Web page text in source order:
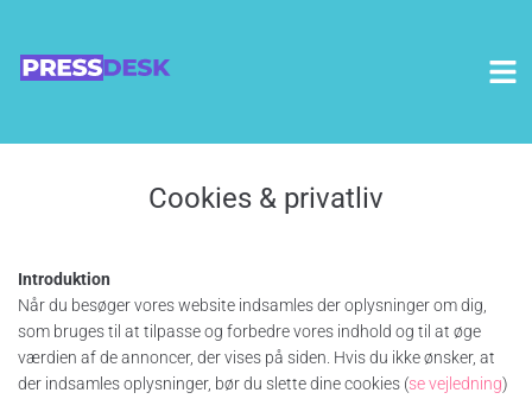
Cookies & privatliv
Introduktion
Når du besøger vores website indsamles der oplysninger om dig,
som bruges til at tilpasse og forbedre vores indhold og til at øge
værdien af de annoncer, der vises på siden. Hvis du ikke ønsker, at
der indsamles oplysninger, bør du slette dine cookies (se vejledning)